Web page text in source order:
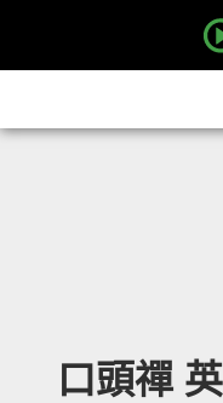
口頭禪